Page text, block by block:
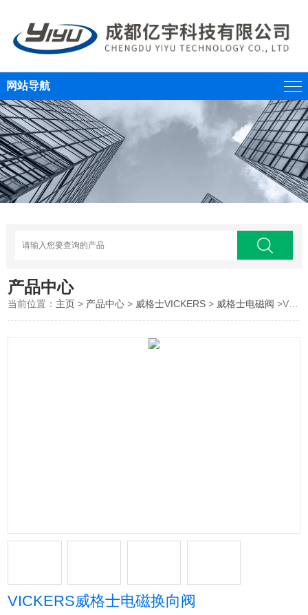
网站导航
产品中心
当前位置： 主页 > 产品中心 > 威格士VICKERS > 威格士电磁阀 >VICKERS威格士电磁换向阀
VICKERS威格士电磁换向阀